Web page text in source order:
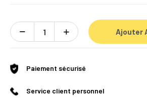
Ajouter
Paiement sécurisé
Service client personnel